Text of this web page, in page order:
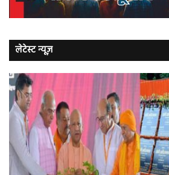
लेटेस्ट न्यूज़